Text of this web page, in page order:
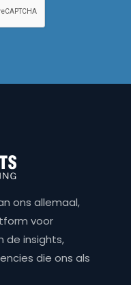
ons allemaal,
voor
de insights,
die ons als